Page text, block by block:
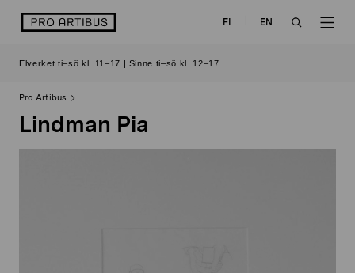
logo FI
EN
Elverket ti–sö kl. 11–17 | Sinne ti–sö kl. 12–17
Pro Artibus
Lindman Pia